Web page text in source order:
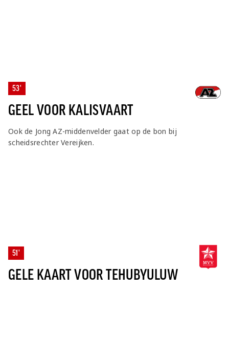
53'
GEEL VOOR KALISVAART
Ook de Jong AZ-middenvelder gaat op de bon bij
scheidsrechter Vereijken.
51'
GELE KAART VOOR TEHUBYULUW